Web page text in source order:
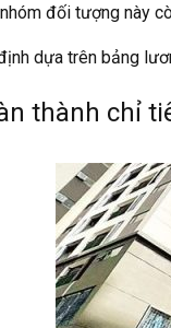
đối tượng này
dựa trên bảng
thành chỉ